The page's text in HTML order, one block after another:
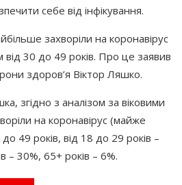
себе від інфікування.
захворіли на коронавірус
від 30 до 49 років. Про це заявив
здоров’я Віктор Ляшко.
згідно з аналізом за віковими
на коронавірус (майже
49 років, від 18 до 29 років –
– 30%, 65+ років – 6%.